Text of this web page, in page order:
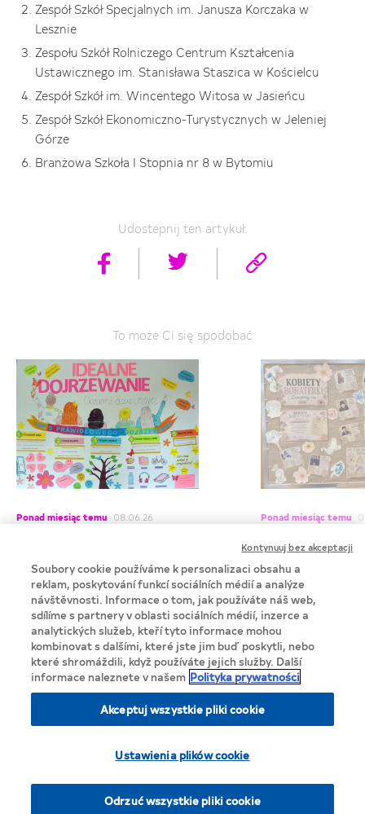
Zespół Szkół Specjalnych im. Janusza Korczaka w
Lesznie
Zespołu Szkół Rolniczego Centrum Kształcenia
Ustawicznego im. Stanisława Staszica w Kościelcu
Zespół Szkół im. Wincentego Witosa w Jasieńcu
Zespół Szkół Ekonomiczno-Turystycznych w Jeleniej
Górze
Branżowa Szkoła I Stopnia nr 8 w Bytomiu
Udostepnij ten artykuł:
To może Ci się spodobać
Ponad miesiąc temu 08.06.26
DOJRZEWANIA!
Znamy już zwycięskie Szkoły Podstawowe w
konkursie TOP 5 PRAWIDŁOWEGO
DOJRZEWANIA! Bardzo dziękujemy
wszystkim szkołom za udział! Ilość zgłoszonych
prac konkursowych przerosła nasze
oczekiwania.
Ponad miesiąc temu
Wyniki
Bohaterki.
„Kobiety
się”. Z całego
wszystkim
za przesłanie
kreatywnych
Privacy Notice
Lista cookie
© 2025 Lactacyd.eu, Perrigo Poland Sp. z o.o.
Soubory cookie používáme k personalizaci obsahu a
reklam, poskytování funkcí sociálních médií a analýze
návštěvnosti. Informace o tom, jak používáte náš web,
sdílíme s partnery v oblasti sociálních médií, inzerce a
analytických služeb, kteří tyto informace mohou
kombinovat s dalšími, které jste jim buď poskytli, nebo
které shromáždili, když používáte jejich služby. Další
informace naleznete v našem Polityka prywatności
Akceptuj wszystkie pliki cookie
Ustawienia plików cookie
Odrzuć wszystkie pliki cookie
Kontynuuj bez akceptacji